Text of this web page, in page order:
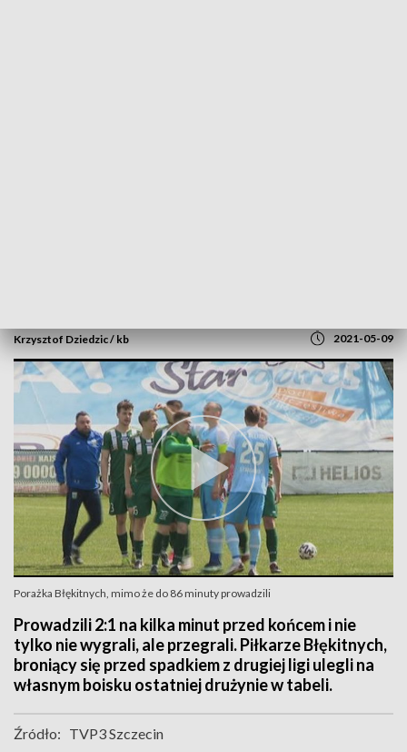
Krzysztof Dziedzic / kb 2021-05-09
Porażka Błękitnych, mimo że do 86 minuty prowadzili
Prowadzili 2:1 na kilka minut przed końcem i nie
tylko nie wygrali, ale przegrali. Piłkarze Błękitnych,
broniący się przed spadkiem z drugiej ligi ulegli na
własnym boisku ostatniej drużynie w tabeli.
Źródło: TVP3 Szczecin